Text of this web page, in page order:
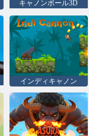
キャノンボール3D
インディキャノン